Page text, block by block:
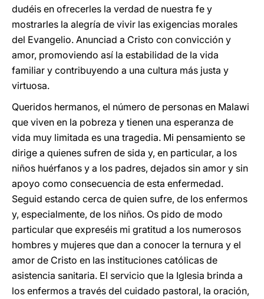
dudéis en ofrecerles la verdad de nuestra fe y
mostrarles la alegría de vivir las exigencias morales
del Evangelio. Anunciad a Cristo con convicción y
amor, promoviendo así la estabilidad de la vida
familiar y contribuyendo a una cultura más justa y
virtuosa.
Queridos hermanos, el número de personas en Malawi
que viven en la pobreza y tienen una esperanza de
vida muy limitada es una tragedia. Mi pensamiento se
dirige a quienes sufren de sida y, en particular, a los
niños huérfanos y a los padres, dejados sin amor y sin
apoyo como consecuencia de esta enfermedad.
Seguid estando cerca de quien sufre, de los enfermos
y, especialmente, de los niños. Os pido de modo
particular que expreséis mi gratitud a los numerosos
hombres y mujeres que dan a conocer la ternura y el
amor de Cristo en las instituciones católicas de
asistencia sanitaria. El servicio que la Iglesia brinda a
los enfermos a través del cuidado pastoral, la oración,